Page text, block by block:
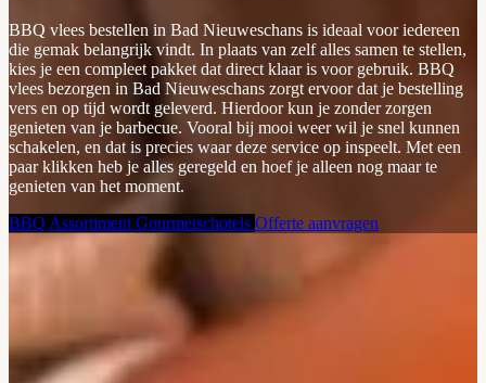
BBQ vlees bestellen in Bad Nieuweschans is ideaal voor iedereen
die gemak belangrijk vindt. In plaats van zelf alles samen te stellen,
kies je een compleet pakket dat direct klaar is voor gebruik. BBQ
vlees bezorgen in Bad Nieuweschans zorgt ervoor dat je bestelling
vers en op tijd wordt geleverd. Hierdoor kun je zonder zorgen
genieten van je barbecue. Vooral bij mooi weer wil je snel kunnen
schakelen, en dat is precies waar deze service op inspeelt. Met een
paar klikken heb je alles geregeld en hoef je alleen nog maar te
genieten van het moment.
BBQ Assortiment Gourmetschotels Offerte aanvragen